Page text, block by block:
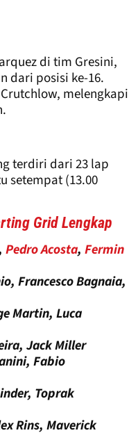
di tim Gresini,
dari posisi ke-16.
melengkapi
terdiri dari 23 lap
setempat (13.00
Grid Lengkap
Pedro Acosta, Fermin
Francesco Bagnaia,
Martin, Luca
Jack Miller
Fabio
Toprak
Rins, Maverick